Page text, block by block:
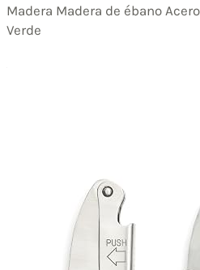
Madera Madera de ébano
Verde